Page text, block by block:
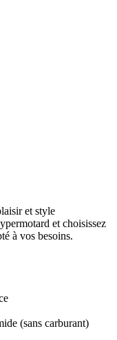
et style
et choisissez
à vos besoins.
(sans carburant)